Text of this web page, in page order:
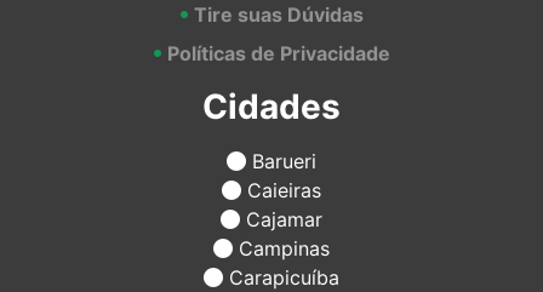
Tire suas Dúvidas
Políticas de Privacidade
Cidades
Barueri
Caieiras
Cajamar
Campinas
Carapicuíba